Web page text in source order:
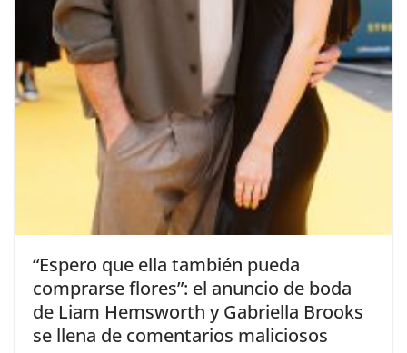
​“Espero que ella también pueda
comprarse flores”: el anuncio de boda
de Liam Hemsworth y Gabriella Brooks
se llena de comentarios maliciosos